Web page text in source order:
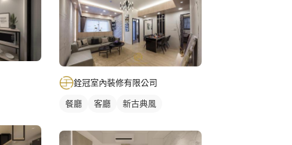
銓冠室內裝修有限公司
餐廳 客廳 新古典風